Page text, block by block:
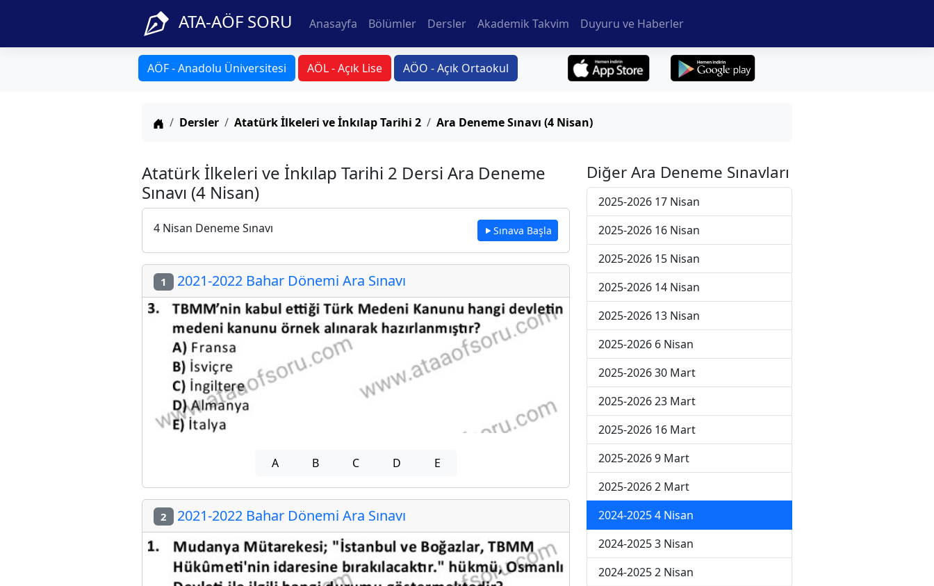
ATA-AÖF SORU Anasayfa Bölümler Dersler Akademik Takvim Duyuru ve Haberler
AÖF - Anadolu Üniversitesi AÖL - Açık Lise AÖO - Açık Ortaokul
Anasayfa
Dersler Atatürk İlkeleri ve İnkılap Tarihi 2 Ara Deneme Sınavı (4 Nisan)
Atatürk İlkeleri ve İnkılap Tarihi 2 Dersi Ara Deneme
Sınavı (4 Nisan)
4 Nisan Deneme Sınavı Sınava Başla
1 2021-2022 Bahar Dönemi Ara Sınavı
A B C D E
2 2021-2022 Bahar Dönemi Ara Sınavı
Diğer Ara Deneme Sınavları
2025-2026 17 Nisan
2025-2026 16 Nisan
2025-2026 15 Nisan
2025-2026 14 Nisan
2025-2026 13 Nisan
2025-2026 6 Nisan
2025-2026 30 Mart
2025-2026 23 Mart
2025-2026 16 Mart
2025-2026 9 Mart
2025-2026 2 Mart
2024-2025 4 Nisan
2024-2025 3 Nisan
2024-2025 2 Nisan